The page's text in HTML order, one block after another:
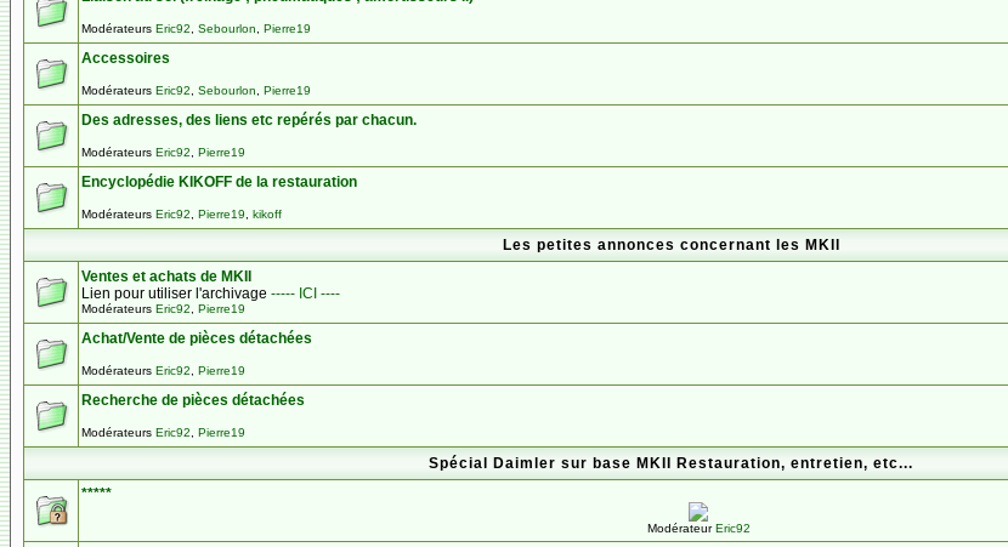
Modérateurs Eric92 Sebourlon Pierre19
Accessoires
Modérateurs Eric92 Sebourlon Pierre19
Des adresses, des liens etc repérés par chacun.
Modérateurs Eric92 Pierre19
Encyclopédie KIKOFF de la restauration
Modérateurs Eric92 Pierre19 kikoff
Les petites annonces concernant les MKII
Ventes et achats de MKII
Lien pour utiliser l'archivage ----- ICI ----
Modérateurs Eric92 Pierre19
Achat/Vente de pièces détachées
Modérateurs Eric92 Pierre19
Recherche de pièces détachées
Modérateurs Eric92 Pierre19
Spécial Daimler sur base MKII Restauration, entretien, etc...
*****
ModérateurEric92